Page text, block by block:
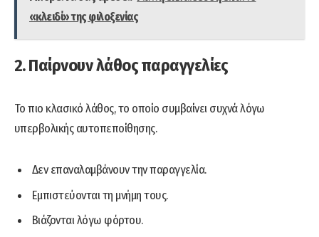
«κλειδί» της φιλοξενίας
2. Παίρνουν λάθος παραγγελίες
Το πιο κλασικό λάθος, το οποίο συμβαίνει συχνά λόγω
υπερβολικής αυτοπεποίθησης.
Δεν επαναλαμβάνουν την παραγγελία.
Εμπιστεύονται τη μνήμη τους.
Βιάζονται λόγω φόρτου.